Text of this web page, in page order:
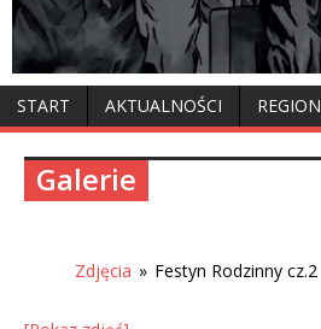
START AKTUALNOŚCI REGION
Galerie
Zdjęcia » Festyn Rodzinny cz.2